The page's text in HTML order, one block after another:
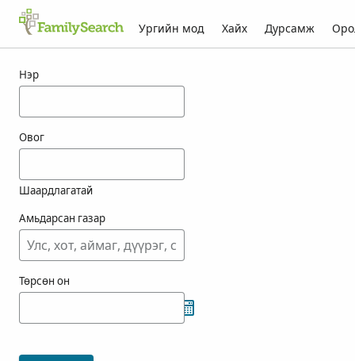
Ургийн мод Хайх Дурсамж
Нэр
Овог
Шаардлагатай
Амьдарсан газар
Төрсөн он